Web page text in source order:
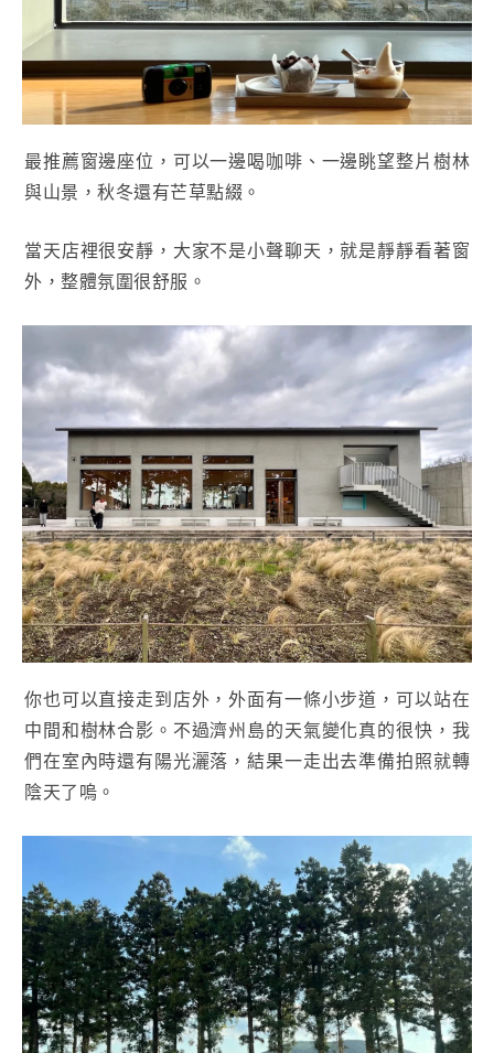
最推薦窗邊座位，可以一邊喝咖啡、一邊眺望整片樹林
與山景，秋冬還有芒草點綴。
當天店裡很安靜，大家不是小聲聊天，就是靜靜看著窗
外，整體氛圍很舒服。
你也可以直接走到店外，外面有一條小步道，可以站在
中間和樹林合影。不過濟州島的天氣變化真的很快，我
們在室內時還有陽光灑落，結果一走出去準備拍照就轉
陰天了嗚。